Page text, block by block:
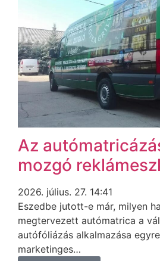
Az
mozgó
2026. július. 27. 14:41
Eszedbe jutott-e már, milyen
megtervezett autómatrica a
autófóliázás alkalmazása
marketinges…